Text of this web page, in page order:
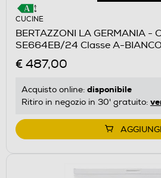
CUCINE
BERTAZZONI LA GERMANIA -
SE664EB/24 Classe A-
€ 487,00
Acquisto online: disponibile
Ritiro in negozio in 30' gratuito:
AGGIUNGI